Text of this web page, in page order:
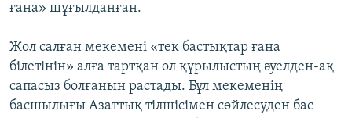
ғана» шұғылданған.
Жол салған мекемені «тек бастықтар ғана
білетінін» алға тартқан ол құрылыстың әуелден-ақ
сапасыз болғанын растады. Бұл мекеменің
басшылығы Азаттық тілшісімен сөйлесуден бас